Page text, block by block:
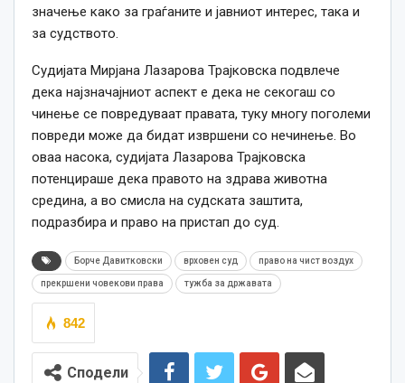
значење како за граѓаните и јавниот интерес, така и
за судството.
Судијата Мирјана Лазарова Трајковска подвлече
дека најзначајниот аспект е дека не секогаш со
чинење се повредуваат правата, туку многу поголеми
повреди може да бидат извршени со нечинење. Во
оваа насока, судијата Лазарова Трајковска
потенцираше дека правото на здрава животна
средина, а во смисла на судската заштита,
подразбира и право на пристап до суд.
Борче Давитковски врховен суд право на чист воздух
прекршени човекови права тужба за државата
842
Сподели